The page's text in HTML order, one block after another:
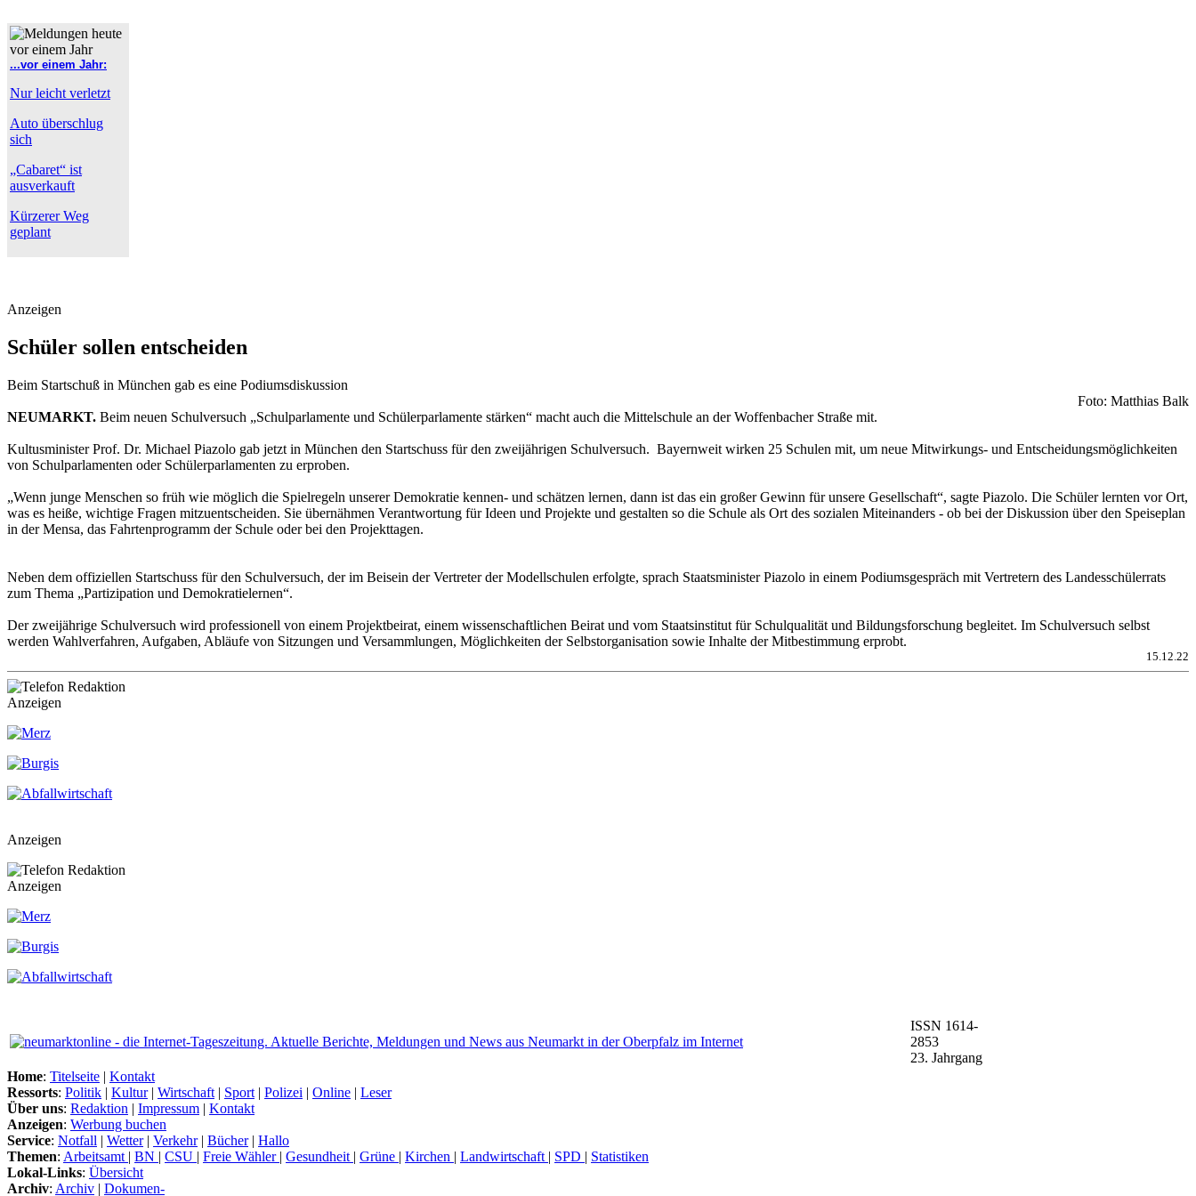
...vor einem Jahr:
Nur leicht verletzt
Auto überschlug
sich
„Cabaret“ ist
ausverkauft
Kürzerer Weg
geplant
Anzeigen
Schüler sollen entscheiden
Beim Startschuß in München gab es eine Podiumsdiskussion
Foto: Matthias Balk
NEUMARKT. Beim neuen Schulversuch „Schulparlamente und Schülerparlamente stärken“ macht auch die Mittelschule an der Woffenbacher Straße mit.
Kultusminister Prof. Dr. Michael Piazolo gab jetzt in München den Startschuss für den zweijährigen Schulversuch. Bayernweit wirken 25 Schulen mit, um neue Mitwirkungs- und Entscheidungsmöglichkeiten
von Schulparlamenten oder Schülerparlamenten zu erproben.
„Wenn junge Menschen so früh wie möglich die Spielregeln unserer Demokratie kennen- und schätzen lernen, dann ist das ein großer Gewinn für unsere Gesellschaft“, sagte Piazolo. Die Schüler lernten vor Ort,
was es heiße, wichtige Fragen mitzuentscheiden. Sie übernähmen Verantwortung für Ideen und Projekte und gestalten so die Schule als Ort des sozialen Miteinanders - ob bei der Diskussion über den Speiseplan
in der Mensa, das Fahrtenprogramm der Schule oder bei den Projekttagen.
Neben dem offiziellen Startschuss für den Schulversuch, der im Beisein der Vertreter der Modellschulen erfolgte, sprach Staatsminister Piazolo in einem Podiumsgespräch mit Vertretern des Landesschülerrats
zum Thema „Partizipation und Demokratielernen“.
Der zweijährige Schulversuch wird professionell von einem Projektbeirat, einem wissenschaftlichen Beirat und vom Staatsinstitut für Schulqualität und Bildungsforschung begleitet. Im Schulversuch selbst
werden Wahlverfahren, Aufgaben, Abläufe von Sitzungen und Versammlungen, Möglichkeiten der Selbstorganisation sowie Inhalte der Mitbestimmung erprobt.
15.12.22
Anzeigen
Anzeigen
Anzeigen
ISSN 1614-
2853
23. Jahrgang
Home: Titelseite | Kontakt
Ressorts: Politik | Kultur| Wirtschaft | Sport | Polizei | Online | Leser
Über uns: Redaktion | Impressum | Kontakt
Anzeigen: Werbung buchen
Service: Notfall | Wetter| Verkehr| Bücher| Hallo
Themen: Arbeitsamt | BN | CSU | Freie Wähler | Gesundheit | Grüne | Kirchen | Landwirtschaft | SPD | Statistiken
Lokal-Links: Übersicht
Archiv: Archiv | Dokumen-